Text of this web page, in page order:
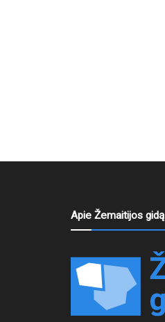
Apie Žemaitijos gidą